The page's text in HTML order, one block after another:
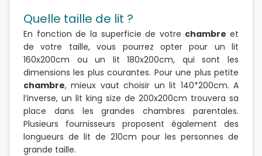
Quelle taille de lit ?
En fonction de la superficie de votre chambre et
de votre taille, vous pourrez opter pour un lit
160x200cm ou un lit 180x200cm, qui sont les
dimensions les plus courantes. Pour une plus petite
chambre, mieux vaut choisir un lit 140*200cm. A
l’inverse, un lit king size de 200x200cm trouvera sa
place dans les grandes chambres parentales.
Plusieurs fournisseurs proposent également des
longueurs de lit de 210cm pour les personnes de
grande taille.